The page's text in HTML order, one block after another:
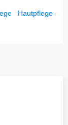
Hautpflege